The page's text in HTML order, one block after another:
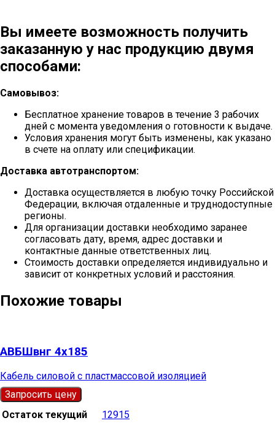
Вы имеете возможность получить
заказанную у нас продукцию двумя
способами:
Самовывоз:
Бесплатное хранение товаров в течение 3 рабочих
дней с момента уведомления о готовности к выдаче.
Условия хранения могут быть изменены, как указано
в счете на оплату или спецификации.
Доставка автотранспортом:
Доставка осуществляется в любую точку Российской
Федерации, включая отдаленные и труднодоступные
регионы.
Для организации доставки необходимо заранее
согласовать дату, время, адрес доставки и
контактные данные ответственных лиц.
Стоимость доставки определяется индивидуально и
зависит от конкретных условий и расстояния.
Похожие товары
АВБШвнг 4х185
Кабель силовой с пластмассовой изоляцией
Запросить цену
Остаток текущий
12915